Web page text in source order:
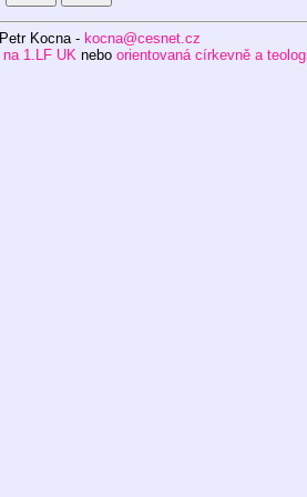
Kocna - kocna@cesnet.cz
1.LF UK nebo orientovaná církevně a